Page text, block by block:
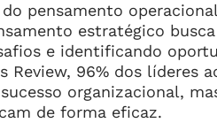
pensamento
estratégico
e identificando
Review, 96% dos
organizacional,
de forma eficaz.